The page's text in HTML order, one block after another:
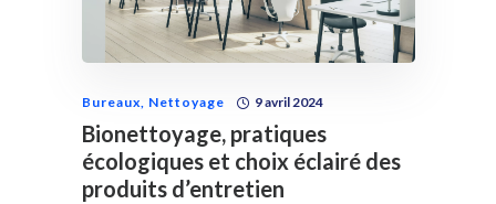
Bureaux, Nettoyage 9 avril 2024
Bionettoyage, pratiques
écologiques et choix éclairé des
produits d’entretien